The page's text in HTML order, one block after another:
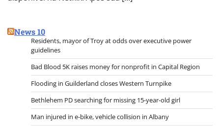
News 10
Residents, mayor of Troy at odds over executive power
guidelines
Bad Blood 5K raises money for nonprofit in Capital Region
Flooding in Guilderland closes Western Turnpike
Bethlehem PD searching for missing 15-year-old girl
Man injured in e-bike, vehicle collision in Albany